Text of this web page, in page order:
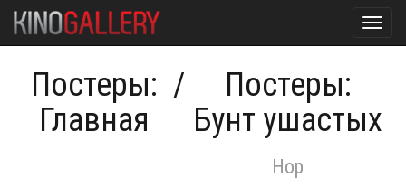
Постеры:
Главная
/
Постеры:
Бунт ушастых
Hop